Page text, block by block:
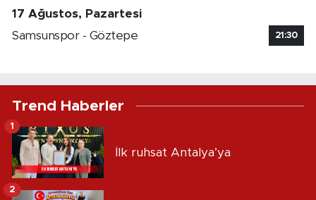
17 Ağustos, Pazartesi
Samsunspor - Göztepe
21:30
Trend Haberler
İlk ruhsat Antalya’ya
1
2